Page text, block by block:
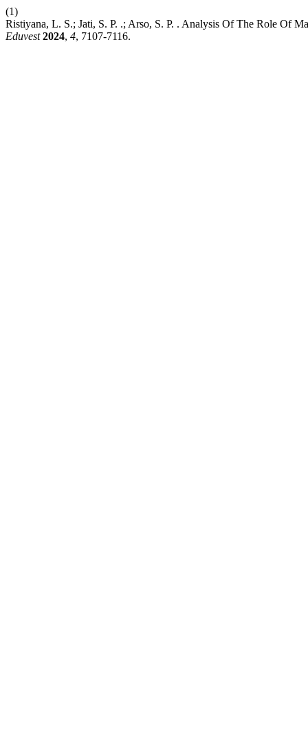
(1)
Ristiyana, L. S.; Jati, S. P. .; Arso, S. P. . Analysis Of The Role Of
Eduvest 2024, 4, 7107-7116.